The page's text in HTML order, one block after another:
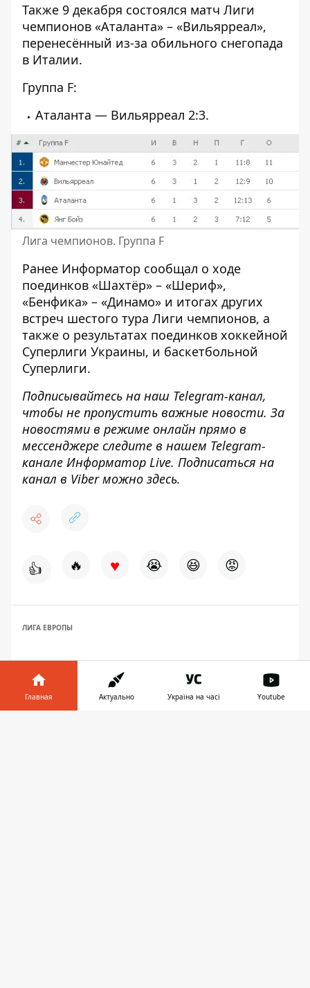
Также 9 декабря состоялся матч Лиги
чемпионов «Аталанта» – «Вильярреал»,
перенесённый из-за обильного снегопада
в Италии.
Группа F:
Аталанта — Вильярреал 2:3.
Лига чемпионов. Группа F
Ранее Информатор сообщал о ходе
поединков «Шахтёр» – «Шериф»,
«Бенфика» – «Динамо» и итогах других
встреч шестого тура Лиги чемпионов, а
также о результатах поединков хоккейной
Суперлиги Украины, и баскетбольной
Суперлиги.
Подписывайтесь на наш Telegram-канал,
чтобы не пропустить важные новости. За
новостями в режиме онлайн прямо в
мессенджере следите в нашем Telegram-
канале Информатор Live. Подписаться на
канал в Viber можно здесь.
👍 🔥 ♥ 😭 😆 😡
ЛИГА ЕВРОПЫ
Главная Актуально Україна на часі Youtube